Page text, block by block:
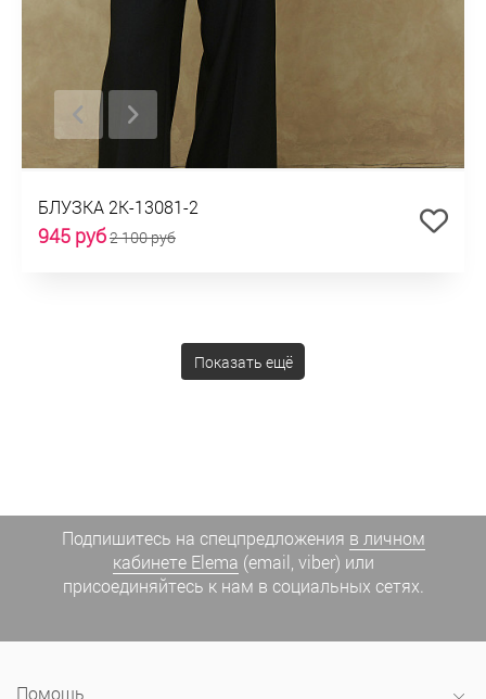
БЛУЗКА 2К-13081-2
945 руб2 100 руб
Показать ещё
Подпишитесь на спецпредложения в личном
кабинете Elema (email, viber) или
присоединяйтесь к нам в социальных сетях.
Помощь